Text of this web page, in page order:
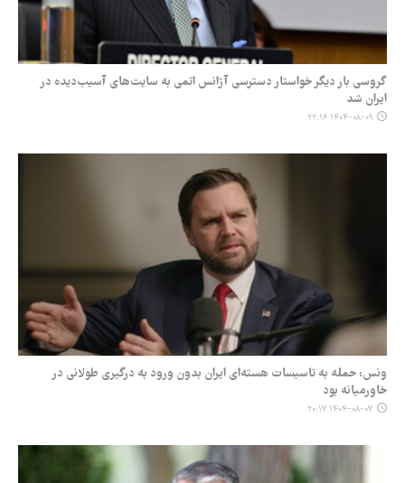
گروسی بار دیگر خواستار دسترسی آژانس اتمی به سایت‌های آسیب‌دیده در
ایران شد
۱۴۰۴-۰۸-۰۹ ۲۲:۱۶
ونس: حمله به تاسیسات هسته‌ای ایران بدون ورود به درگیری طولانی در
خاورمیانه بود
۱۴۰۴-۰۸-۰۷ ۲۰:۱۷